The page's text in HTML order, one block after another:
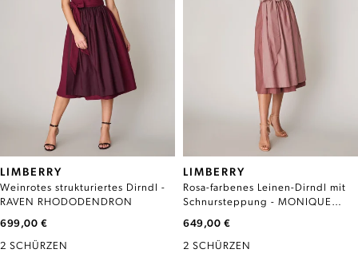
LIMBERRY
Weinrotes strukturiertes Dirndl -
RAVEN RHODODENDRON
699,00 €
2 SCHÜRZEN
LIMBERRY
Rosa-farbenes Leinen-Dirndl mit
Schnursteppung - MONIQUE
649,00 €
2 SCHÜRZEN